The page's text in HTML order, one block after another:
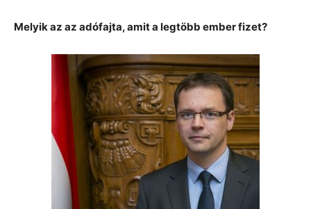
Melyik az az adófajta, amit a legtöbb ember fizet?